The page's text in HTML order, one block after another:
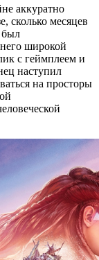
аккуратно
сколько месяцев
был
широкой
с геймплеем и
наступил
на просторы